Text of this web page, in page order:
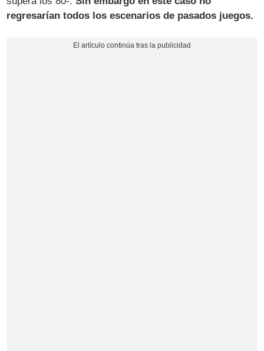
regresarían todos los escenarios de pasados juegos.